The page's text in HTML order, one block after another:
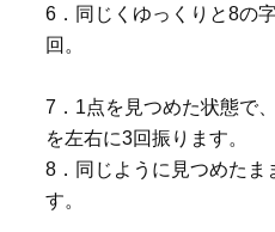
6．同じくゆっくりと8の
回。
7．1点を見つめた状態で
を左右に3回振ります。
8．同じように見つめたま
す。